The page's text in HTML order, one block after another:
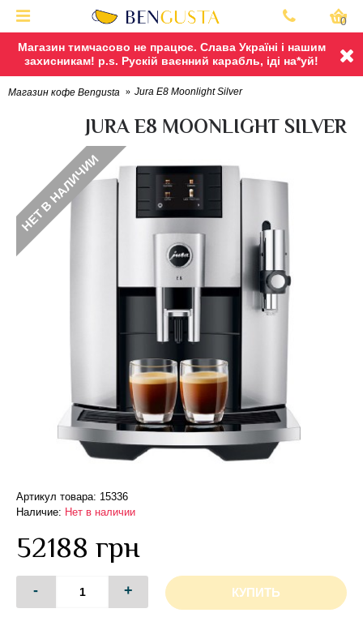
Магазин тимчасово не працює. Слава Україні і нашим
захисникам! p.s. Рускій ваєнний карабль, іді на*уй!
0
Магазин кофе Bengusta Jura E8 Moonlight Silver
JURA E8 MOONLIGHT SILVER
НЕТ В НАЛИЧИИ
Артикул товара: 15336
Наличие: Нет в наличии
52188 грн
- + КУПИТЬ